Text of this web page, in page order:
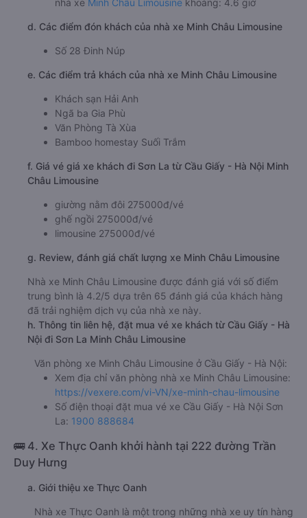
d. Các điểm đón khách của nhà xe Minh Châu Limousine
Số 28 Đinh Núp
e. Các điểm trả khách của nhà xe Minh Châu Limousine
Khách sạn Hải Anh
Ngã ba Gia Phù
Văn Phòng Tà Xùa
Bamboo homestay Suối Trắm
f. Giá vé giá xe khách đi Sơn La từ Cầu Giấy - Hà Nội Minh
Châu Limousine
giường nằm đôi 275000đ/vé
ghế ngồi 275000đ/vé
limousine 275000đ/vé
g. Review, đánh giá chất lượng xe Minh Châu Limousine
Nhà xe Minh Châu Limousine được đánh giá với số điểm
trung bình là 4.2/5 dựa trên 65 đánh giá của khách hàng
đã trải nghiệm dịch vụ của nhà xe này.
h. Thông tin liên hệ, đặt mua vé xe khách từ Cầu Giấy - Hà
Nội đi Sơn La Minh Châu Limousine
Văn phòng xe Minh Châu Limousine ở Cầu Giấy - Hà Nội:
Xem địa chỉ văn phòng nhà xe Minh Châu Limousine:
https://vexere.com/vi-VN/xe-minh-chau-limousine
Số điện thoại đặt mua vé xe Cầu Giấy - Hà Nội Sơn
La: 1900 888684
🚌 4. Xe Thực Oanh khởi hành tại 222 đường Trần
Duy Hưng
a. Giới thiệu xe Thực Oanh
Nhà xe Thực Oanh là một trong những nhà xe uy tín hàng